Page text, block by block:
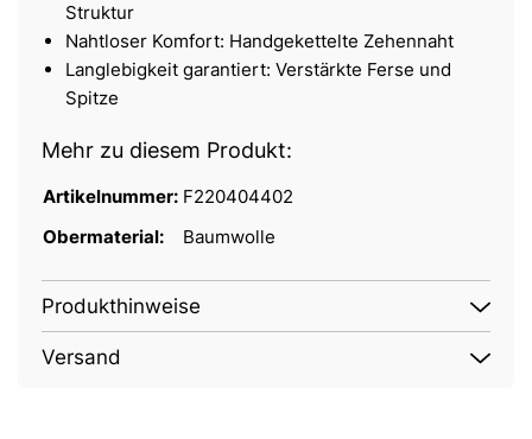
Struktur
Nahtloser Komfort: Handgekettelte Zehennaht
Langlebigkeit garantiert: Verstärkte Ferse und
Spitze
Mehr zu diesem Produkt:
Artikelnummer: F220404402
Obermaterial:
Baumwolle
Produkthinweise
Versand